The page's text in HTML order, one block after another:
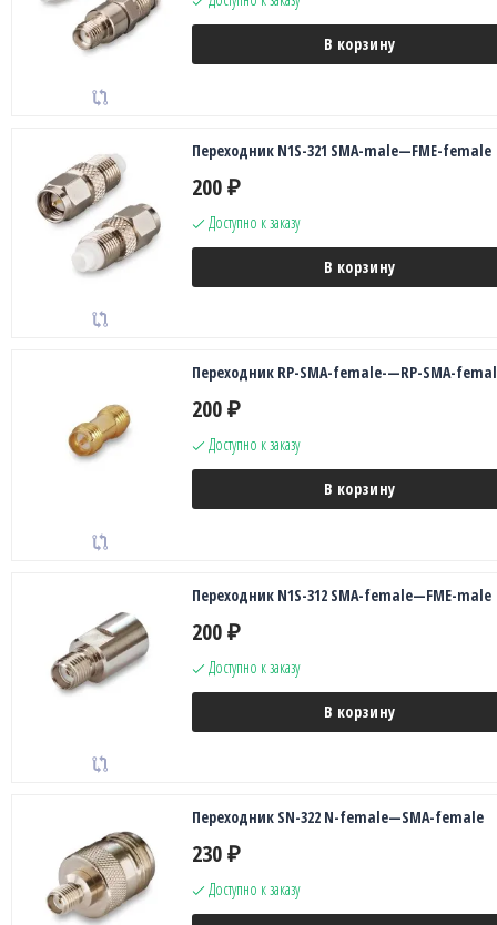
В корзину
Переходник N1S-321 SMA-male—FME-female
200 ₽
Доступно к заказу
В корзину
Переходник RP-SMA-female-—RP-SMA-
200 ₽
Доступно к заказу
В корзину
Переходник N1S-312 SMA-female—FME-male
200 ₽
Доступно к заказу
В корзину
Переходник SN-322 N-female—SMA-female
230 ₽
Доступно к заказу